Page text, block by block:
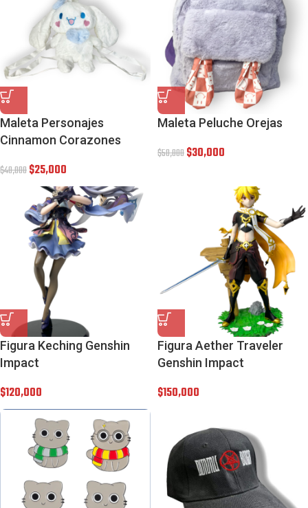
Maleta Personajes
Cinnamon Corazones
$40,000$25,000
Maleta Peluche Orejas
$50,000$30,000
Figura Keching Genshin
Impact
$120,000
Figura Aether Traveler
Genshin Impact
$150,000